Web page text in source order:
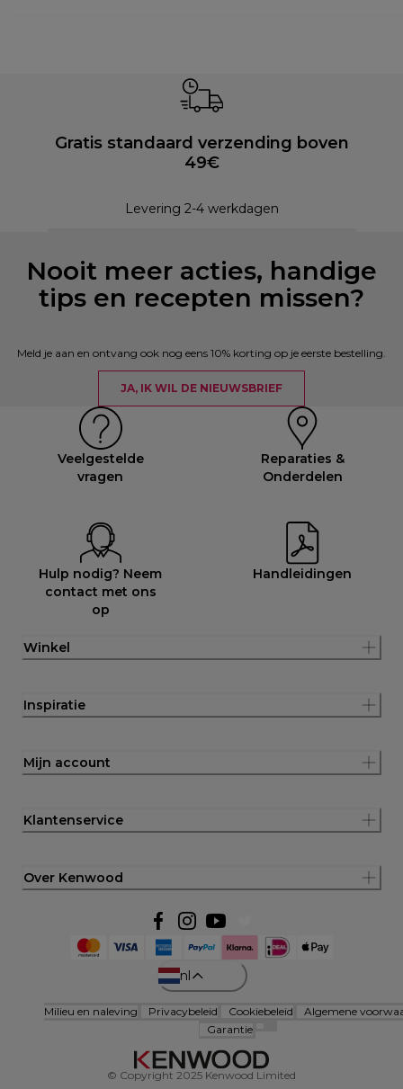
Gratis standaard verzending boven
49€
Levering 2-4 werkdagen
Nooit meer acties, handige
tips en recepten missen?
Meld je aan en ontvang ook nog eens 10% korting op je eerste bestelling.
JA, IK WIL DE NIEUWSBRIEF
Veelgestelde
vragen
Reparaties &
Onderdelen
Hulp nodig? Neem
contact met ons
op
Handleidingen
Winkel
Inspiratie
Mijn account
Klantenservice
Over Kenwood
nl
Milieu en naleving Privacybeleid Cookiebeleid
Algemene
Garantie
© Copyright 2025 Kenwood Limited